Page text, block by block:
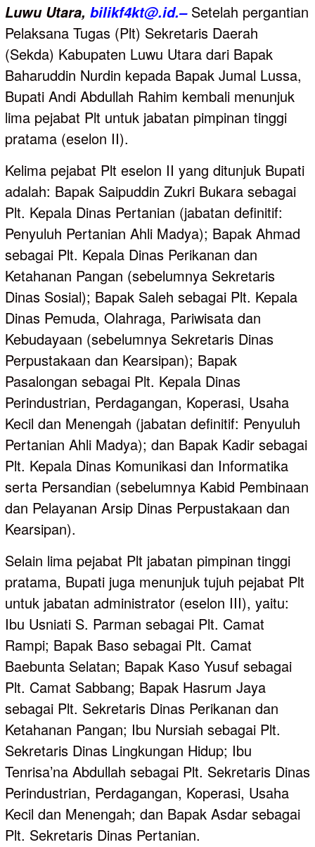
Luwu Utara, bilikf4kt@.id.–Setelah pergantian
Pelaksana Tugas (Plt) Sekretaris Daerah
(Sekda) Kabupaten Luwu Utara dari Bapak
Baharuddin Nurdin kepada Bapak Jumal Lussa,
Bupati Andi Abdullah Rahim kembali menunjuk
lima pejabat Plt untuk jabatan pimpinan tinggi
pratama (eselon II).
Kelima pejabat Plt eselon II yang ditunjuk Bupati
adalah: Bapak Saipuddin Zukri Bukara sebagai
Plt. Kepala Dinas Pertanian (jabatan definitif:
Penyuluh Pertanian Ahli Madya); Bapak Ahmad
sebagai Plt. Kepala Dinas Perikanan dan
Ketahanan Pangan (sebelumnya Sekretaris
Dinas Sosial); Bapak Saleh sebagai Plt. Kepala
Dinas Pemuda, Olahraga, Pariwisata dan
Kebudayaan (sebelumnya Sekretaris Dinas
Perpustakaan dan Kearsipan); Bapak
Pasalongan sebagai Plt. Kepala Dinas
Perindustrian, Perdagangan, Koperasi, Usaha
Kecil dan Menengah (jabatan definitif: Penyuluh
Pertanian Ahli Madya); dan Bapak Kadir sebagai
Plt. Kepala Dinas Komunikasi dan Informatika
serta Persandian (sebelumnya Kabid Pembinaan
dan Pelayanan Arsip Dinas Perpustakaan dan
Kearsipan).
Selain lima pejabat Plt jabatan pimpinan tinggi
pratama, Bupati juga menunjuk tujuh pejabat Plt
untuk jabatan administrator (eselon III), yaitu:
Ibu Usniati S. Parman sebagai Plt. Camat
Rampi; Bapak Baso sebagai Plt. Camat
Baebunta Selatan; Bapak Kaso Yusuf sebagai
Plt. Camat Sabbang; Bapak Hasrum Jaya
sebagai Plt. Sekretaris Dinas Perikanan dan
Ketahanan Pangan; Ibu Nursiah sebagai Plt.
Sekretaris Dinas Lingkungan Hidup; Ibu
Tenrisa’na Abdullah sebagai Plt. Sekretaris Dinas
Perindustrian, Perdagangan, Koperasi, Usaha
Kecil dan Menengah; dan Bapak Asdar sebagai
Plt. Sekretaris Dinas Pertanian.